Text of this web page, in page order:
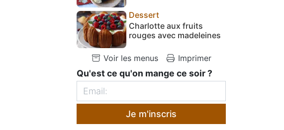
Dessert
Charlotte aux fruits
rouges avec madeleines
Voir les menus Imprimer
Qu'est ce qu'on mange ce soir ?
Je m'inscris